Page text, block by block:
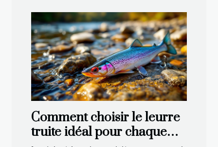
Comment choisir le leurre
truite idéal pour chaque